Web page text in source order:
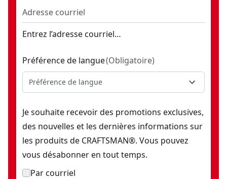
Jeu de 2 pinces-étaux- SKU:
Entrez l’adresse courriel…
Préférence de langue(Obligatoire)
Préférence de langue
Je souhaite recevoir des promotions exclusives,
des nouvelles et les dernières informations sur
les produits de CRAFTSMAN®. Vous pouvez
vous désabonner en tout temps.
Par courriel